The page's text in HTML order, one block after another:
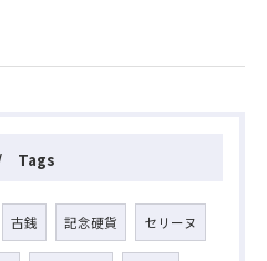
Tags
古銭 記念硬貨 セリーヌ